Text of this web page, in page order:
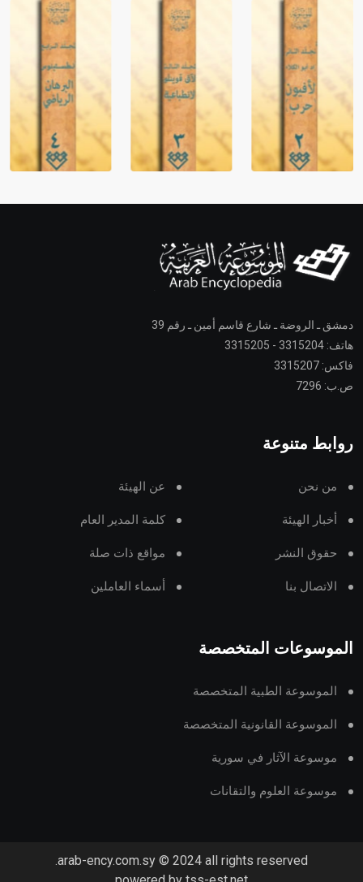
دمشق ـ الروضة ـ شارع قاسم أمين ـ رقم 39
هاتف: 3315204 - 3315205
فاكس: 3315207
ص.ب: 7296
روابط متنوعة
من نحن عن الهيئة
أخبار الهيئة كلمة المدير العام
حقوق النشر مواقع ذات صلة
الاتصال بنا أسماء العاملين
الموسوعات المتخصصة
الموسوعة الطبية المتخصصة
الموسوعة القانونية المتخصصة
موسوعة الآثار في سورية
موسوعة العلوم والتقانات
arab-ency.com.sy © 2024 all rights reserved.